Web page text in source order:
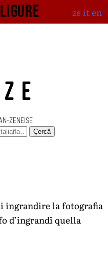
ligure ze iten
ZENEISE
Çercâ
ingrandire la fotografia
d’ingrandî quella